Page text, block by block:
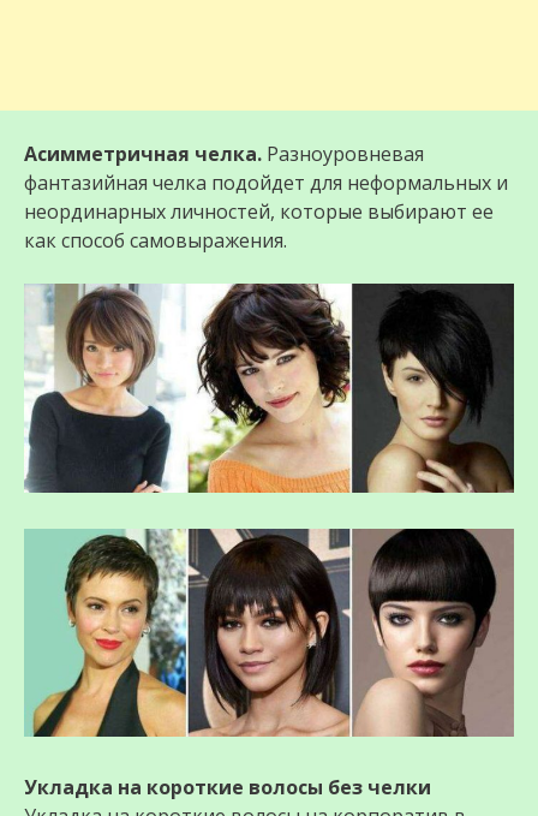
Асимметричная челка. Разноуровневая
фантазийная челка подойдет для неформальных и
неординарных личностей, которые выбирают ее
как способ самовыражения.
Укладка на короткие волосы без челки